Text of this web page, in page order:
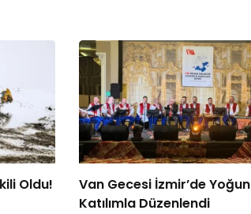
Oldu!
Van Gecesi İzmir’de Yoğun
Katılımla Düzenlendi